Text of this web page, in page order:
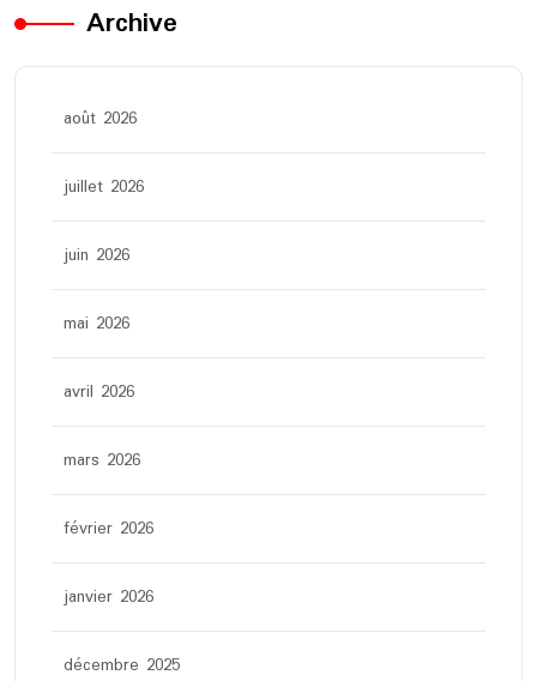
Archive
août 2026
juillet 2026
juin 2026
mai 2026
avril 2026
mars 2026
février 2026
janvier 2026
décembre 2025